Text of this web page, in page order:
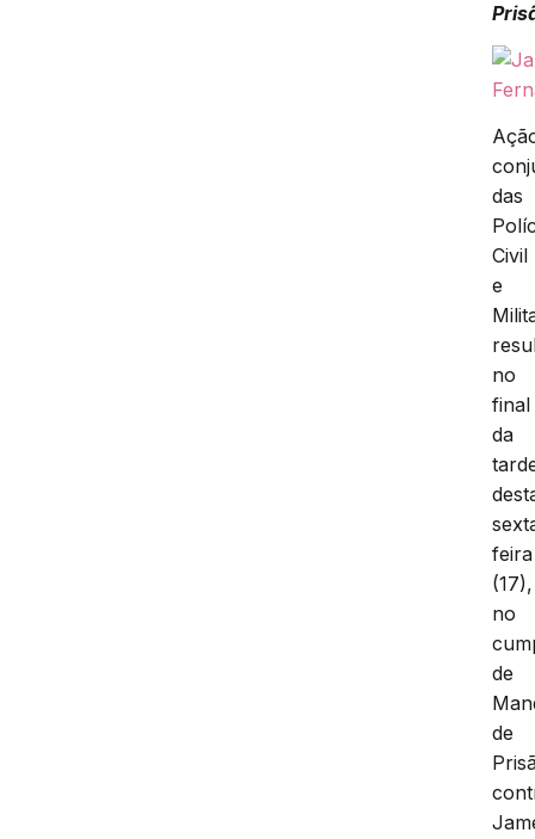
das
Civil
e
no
final
da
feira
(17),
no
de
de